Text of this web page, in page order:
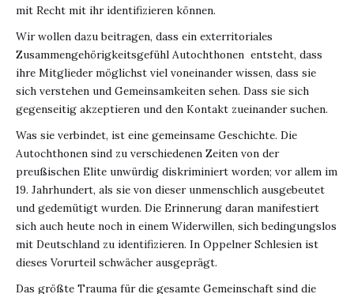
mit Recht mit ihr identifizieren können.
Wir wollen dazu beitragen, dass ein exterritoriales
Zusammengehörigkeitsgefühl Autochthonen entsteht, dass
ihre Mitglieder möglichst viel voneinander wissen, dass sie
sich verstehen und Gemeinsamkeiten sehen. Dass sie sich
gegenseitig akzeptieren und den Kontakt zueinander suchen.
Was sie verbindet, ist eine gemeinsame Geschichte. Die
Autochthonen sind zu verschiedenen Zeiten von der
preußischen Elite unwürdig diskriminiert worden; vor allem im
19. Jahrhundert, als sie von dieser unmenschlich ausgebeutet
und gedemütigt wurden. Die Erinnerung daran manifestiert
sich auch heute noch in einem Widerwillen, sich bedingungslos
mit Deutschland zu identifizieren. In Oppelner Schlesien ist
dieses Vorurteil schwächer ausgeprägt.
Das größte Trauma für die gesamte Gemeinschaft sind die